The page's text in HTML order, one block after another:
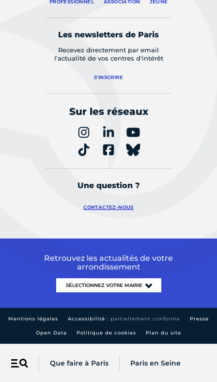
Menu Que faire à Paris Paris en Seine
PROFESSIONNEL ASSOCIATION JEUNE
Les newsletters de Paris
Recevez directement par email
l'actualité de vos centres d'intérêt
S'INSCRIRE
Sur les réseaux
Une question ?
CONTACTEZ-NOUS
Retrouvez les actualités de votre
arrondissement
Mentions légales Accessibilité : partiellement conforme Presse
Open Data Politique de cookies Plan du site